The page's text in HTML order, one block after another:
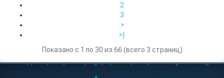
2
3
>
>|
Показано с 1 по 30 из 66 (всего 3 страниц)